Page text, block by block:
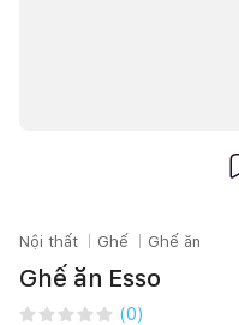
Nội thất Ghế Ghế ăn
Ghế ăn Esso
(0)